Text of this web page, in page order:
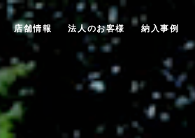
店舗情報 法人のお客様 納入事例